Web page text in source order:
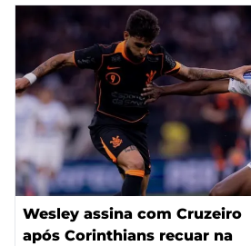
Wesley assina com Cruzeiro
após Corinthians recuar na